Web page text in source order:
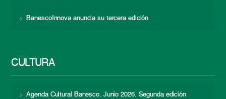
BanescoInnova anuncia su tercera edición
CULTURA
Agenda Cultural Banesco. Junio 2026. Segunda edición